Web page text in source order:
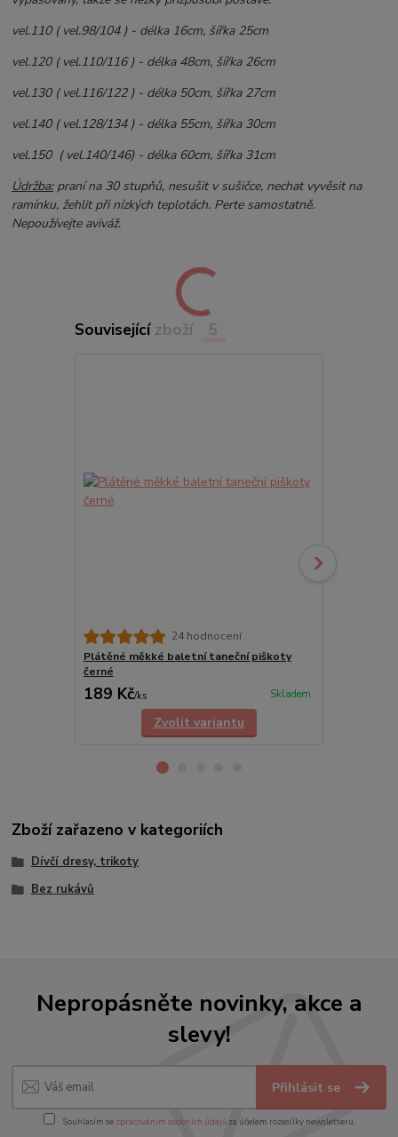
vel.110 ( vel.98/104 ) - délka 16cm, šířka 25cm
vel.120 ( vel.110/116 ) - délka 48cm, šířka 26cm
vel.130 ( vel.116/122 ) - délka 50cm, šířka 27cm
vel.140 ( vel.128/134 ) - délka 55cm, šířka 30cm
vel.150 ( vel.140/146) - délka 60cm, šířka 31cm
Údržba:praní na 30 stupňů, nesušit v sušičce, nechat vyvěsit na
ramínku, žehlit při nízkých teplotách. Perte samostatně.
Nepoužívejte aviváž.
Související zboží 5
24 hodnocení
Plátěné měkké baletní taneční piškoty
černé
189 Kč/ks Skladem
Zvolit variantu
Zboží zařazeno v kategoriích
Dívčí dresy, trikoty
Bez rukávů
Nepropásněte novinky, akce a
slevy!
Přihlásit se
Souhlasím se zpracováním osobních údajůza účelem rozesílky newsletteru.